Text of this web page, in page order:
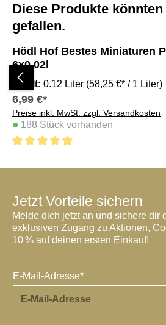
Produktgalerie überspringen
Diese Produkte
gefallen.
Hödl Hof Bestes Miniaturen
6x0,02l
Inhalt: 0.12 Liter (58,25 €* / 1 Liter)
6,99 €*
Preise inkl. MwSt. zzgl. Versandkosten
• 188 Stück vorhanden
Jetzt Vorteile sichern
Melde dich jetzt an und sichere dir
exklusiven Zugang zu Aktionen,
10 % auf deinen ersten Einkauf!
E-Mail-Adresse*